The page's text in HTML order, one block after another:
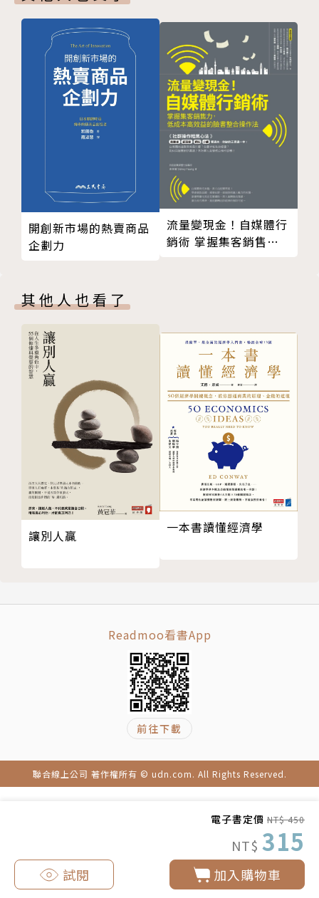
電子書定價 NT$ 450
NT$ 315
加入購物車
試閱
除了以上特質，本書選出的八位執行長，都在冷戰
後漫長的經濟萎靡期，為股東帶來20%以上的年化報
酬率。這段期間，外有石油危機，內有災難性的財政和
貨幣政策，在各種負面消息的籠罩之下，美國出現嚴重
通膨、兩次大幅度的衰退（和空頭走勢），利率高達1
8％，油價暴漲了3倍。
這段時期和現在一樣，充滿了不確定性，許多經理
人都按兵不動；反觀這幾位非典型的高績效執行長，這
段時間可說是他們職業生涯中最活躍的時期——他們每
一位要不就是投入庫藏股買回計畫，要不就是展開一連
串大規模的收購。套用華倫．巴菲特的說法，這時的他
們非常「貪心」，他們的同業則是非常「恐慌」。
他們之所以有好成績，在於他們專注在「資本配
度，有效率的替股東創造財富最大化。以『資本配置最
佳化』為原則的公司，在配置資金時，基本上有五大方
向：
1 當本業具備成長性時，投資本業。
2 當本業不具備成長性時，投資其他產業
3 當滿足前兩項的時候，有負債就償還債務。
4 當公司本身股價低於內在價值的時候，實施庫藏
股。
5 滿足前四項後，發放現金股息。
獲利的方式，判斷什麼樣的投資標的，值得投資。
本書原為八旗文化出版：為股東創造財富
ners）的創辦人暨執行董事。曾任教於哈佛與史丹佛
商學院、歐洲工商管理學院與倫敦商學院。他是史丹佛
商學院信託與大西洋學院（College of the Atlanti
c）的受託管理人、WGBH監督委員會委員，也是社會
後 記 經營的範例與檢查表
附 錄 巴菲特測試
注 釋
開創新市場的熱賣商品
企劃力
流量變現金！自媒體行
銷術 掌握集客銷售
其他人也看了
讓別人贏
一本書讀懂經濟學
Readmoo看書App
前往下載
聯合線上公司 著作權所有 © udn.com. All Rights Reserved.